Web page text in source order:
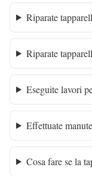
Riparate
Riparate
Eseguite lavori
Effettuate
Cosa fare se la